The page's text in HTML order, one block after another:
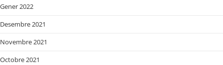
Gener 2022
Desembre 2021
Novembre 2021
Octobre 2021